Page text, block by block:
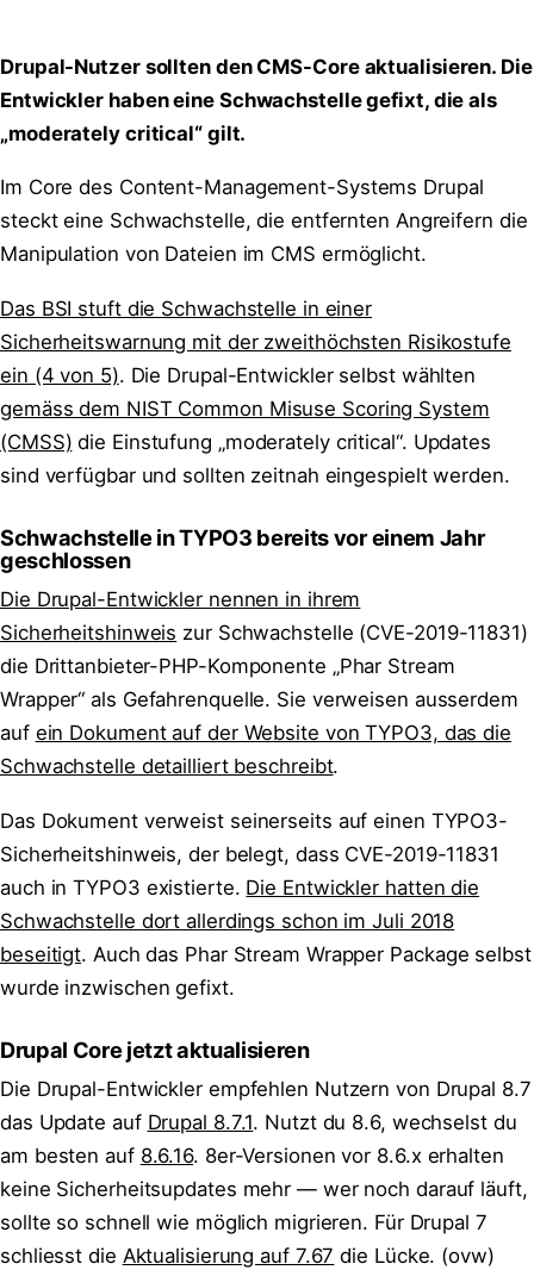
Drupal-Nutzer sollten den CMS-Core aktualisieren. Die
Entwickler haben eine Schwachstelle gefixt, die als
„moderately critical“ gilt.
Im Core des Content-Management-Systems Drupal
steckt eine Schwachstelle, die entfernten Angreifern die
Manipulation von Dateien im CMS ermöglicht.
Das BSI stuft die Schwachstelle in einer
Sicherheitswarnung mit der zweithöchsten Risikostufe
ein (4 von 5). Die Drupal-Entwickler selbst wählten
gemäss dem NIST Common Misuse Scoring System
(CMSS) die Einstufung „moderately critical“. Updates
sind verfügbar und sollten zeitnah eingespielt werden.
Schwachstelle in TYPO3 bereits vor einem Jahr
geschlossen
Die Drupal-Entwickler nennen in ihrem
Sicherheitshinweis zur Schwachstelle (CVE-2019-11831)
die Drittanbieter-PHP-Komponente „Phar Stream
Wrapper“ als Gefahrenquelle. Sie verweisen ausserdem
auf ein Dokument auf der Website von TYPO3, das die
Schwachstelle detailliert beschreibt.
Das Dokument verweist seinerseits auf einen TYPO3-
Sicherheitshinweis, der belegt, dass CVE-2019-11831
auch in TYPO3 existierte. Die Entwickler hatten die
Schwachstelle dort allerdings schon im Juli 2018
beseitigt. Auch das Phar Stream Wrapper Package selbst
wurde inzwischen gefixt.
Drupal Core jetzt aktualisieren
Die Drupal-Entwickler empfehlen Nutzern von Drupal 8.7
das Update auf Drupal 8.7.1. Nutzt du 8.6, wechselst du
am besten auf 8.6.16. 8er-Versionen vor 8.6.x erhalten
keine Sicherheitsupdates mehr — wer noch darauf läuft,
sollte so schnell wie möglich migrieren. Für Drupal 7
schliesst die Aktualisierung auf 7.67 die Lücke. (ovw)